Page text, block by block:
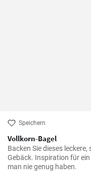
Speichern
Vollkorn-Bagel
Backen Sie dieses
Gebäck. Inspiration für
man nie genug haben.